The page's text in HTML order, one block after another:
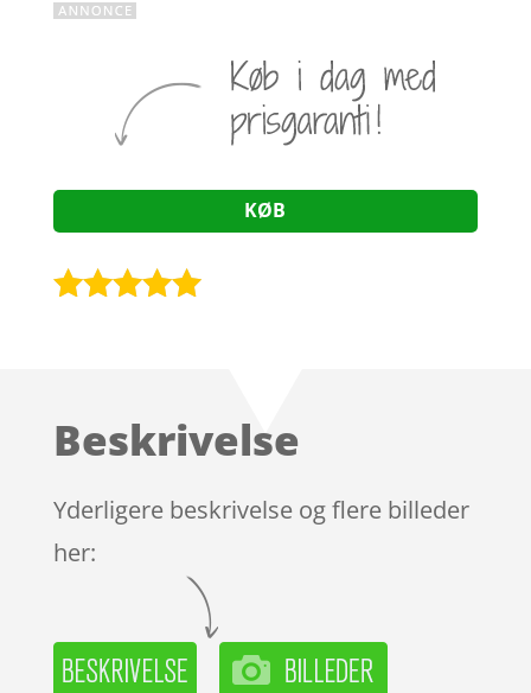
KØB
kundebedøm
Beskrivelse
Yderligere beskrivelse og flere billeder
her: